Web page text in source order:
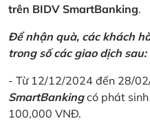
trên BIDV SmartBanking.
Để nhận quà, các khách
trong số các giao dịch sau:
- Từ 12/12/2024 đến 28/
SmartBankingcó phát
100,000 VNĐ.